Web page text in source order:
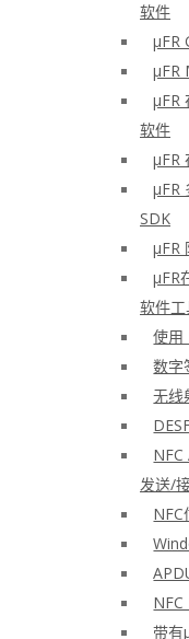
软件
μFR
μFR
μFR
软件
μFR
μFR
SDK
μFR
μFR
软件
使用
数字
无线
发送/
NFC
NFC
带有